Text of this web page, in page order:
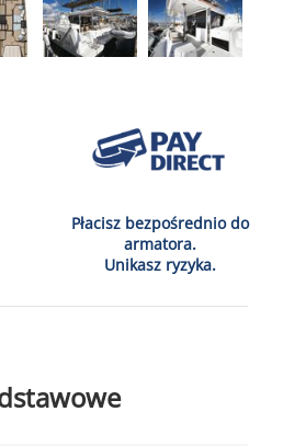
Płacisz bezpośrednio do
armatora.
Unikasz ryzyka.